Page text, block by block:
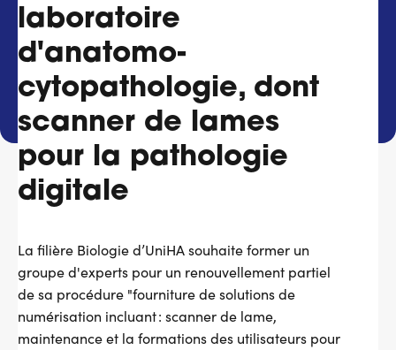
Espace presse
Aide & contact
laboratoire
d'anatomo-
cytopathologie, dont
scanner de lames
pour la pathologie
digitale
La filière Biologie d’UniHA souhaite former un
groupe d'experts pour un renouvellement partiel
de sa procédure "fourniture de solutions de
numérisation incluant : scanner de lame,
maintenance et la formations des utilisateurs pour